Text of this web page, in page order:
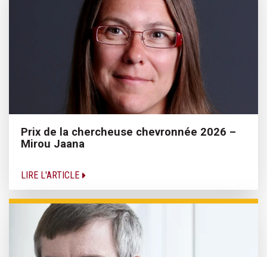
Prix de la chercheuse chevronnée 2026 –
Mirou Jaana
LIRE L'ARTICLE